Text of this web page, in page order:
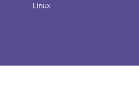
Linux